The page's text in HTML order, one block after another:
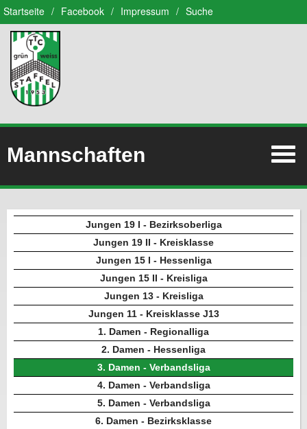
Startseite / Facebook / Impressum / Suche
Mannschaften
Jungen 19 I - Bezirksoberliga
Jungen 19 II - Kreisklasse
Jungen 15 I - Hessenliga
Jungen 15 II - Kreisliga
Jungen 13 - Kreisliga
Jungen 11 - Kreisklasse J13
1. Damen - Regionalliga
2. Damen - Hessenliga
3. Damen - Verbandsliga
4. Damen - Verbandsliga
5. Damen - Verbandsliga
6. Damen - Bezirksklasse